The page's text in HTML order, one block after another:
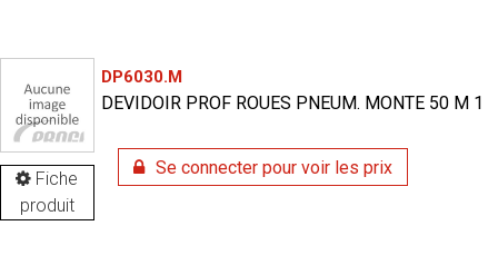
Fiche
produit
DP6030.M
DEVIDOIR PROF ROUES PNEUM. MONTE 50 M 1
Se connecter pour voir les prix